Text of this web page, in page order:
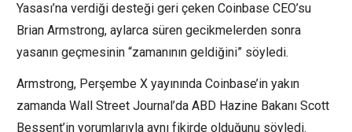
Yasası’na verdiği desteği geri çeken Coinbase CEO’su
Brian Armstrong, aylarca süren gecikmelerden sonra
yasanın geçmesinin “zamanının geldiğini” söyledi.
Armstrong, Perşembe X yayınında Coinbase’in yakın
zamanda Wall Street Journal’da ABD Hazine Bakanı Scott
Bessent’in yorumlarıyla aynı fikirde olduğunu söyledi.